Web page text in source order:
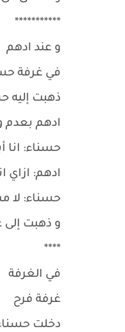
***********
و عند ادهم
في غرفة
ذهبت إليه
ادهم بعدم
حسناء: انا
ادهم: ازاي
حسناء: لا
و ذهبت إلى
****
في الغرفة
غرفة فرح
دخلت